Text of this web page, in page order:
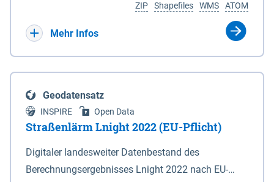
(DTK) im Maßstab 1 : 100 000 (Anlage 2), 2.
verkleinerte Amtliche Karte 1 : 5 000 (AK5) im
projizierte Koordinaten im Europäischen
Terrestrischen Referenzsystem 1989 (ETRS 89) mit
der Universalen Transversalen Mercator-Abbildung
bezogen auf die Zone 32 N (UTM 32N) dargestellt
(Anlage 4); Gleiches gilt für die geografischen
ATOM
WMS
Shapefiles
ZIP
Mehr Infos
Geodatensatz
INSPIRE Open Data
Straßenlärm Lnight 2022 (EU-Pflicht)
Digitaler landesweiter Datenbestand des
Berechnungsergebnisses Lnight 2022 nach EU-